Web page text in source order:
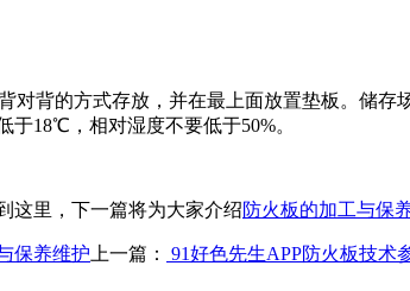
背对背的方式存放，并在最上面放置垫板
，相对湿度不要低于50%。
，下一篇将为大家介绍防火板的加工与保
与保养维护 上一篇： 91好色先生APP防火板技术